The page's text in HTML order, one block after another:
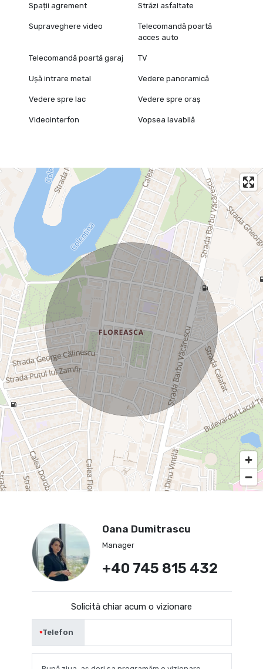
Spații agrement Străzi asfaltate
Supraveghere video
Telecomandă poartă
acces auto
Telecomandă poartă garaj TV
Ușă intrare metal Vedere panoramică
Vedere spre lac Vedere spre oraș
Videointerfon Vopsea lavabilă
Oana Dumitrascu
Manager
+40 745 815 432
Solicită chiar acum o vizionare
Telefon